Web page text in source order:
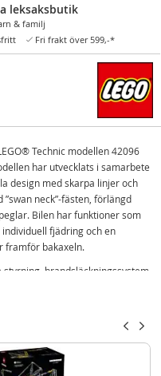
leksaksbutik
& familj
Fri frakt över 599,-*
Technic modellen 42096
har utvecklats i samarbete
design med skarpa linjer och
neck”-fästen, förlängd
Bilen har funktioner som
fjädring och en
framför bakaxeln.
brandsläckningssystem
Seca tryckt på
Porsche 911 RSR, som passar
realistiska detaljer som en